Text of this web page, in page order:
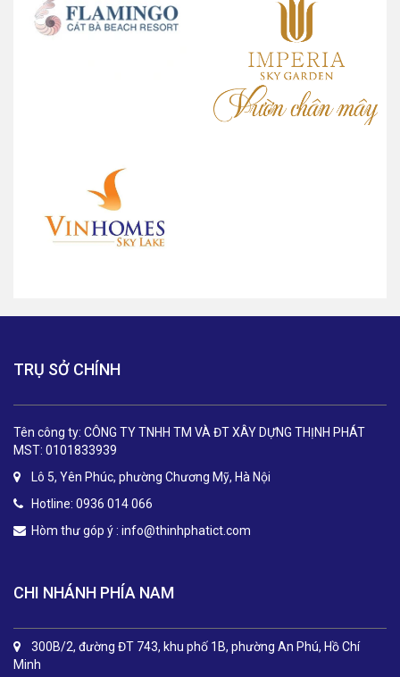
TRỤ SỞ CHÍNH
Tên công ty: CÔNG TY TNHH TM VÀ ĐT XÂY DỰNG THỊNH PHÁT
MST: 0101833939
Lô 5, Yên Phúc, phường Chương Mỹ, Hà Nội
Hotline: 0936 014 066
Hòm thư góp ý : info@thinhphatict.com
CHI NHÁNH PHÍA NAM
300B/2, đường ĐT 743, khu phố 1B, phường An Phú, Hồ Chí
Minh